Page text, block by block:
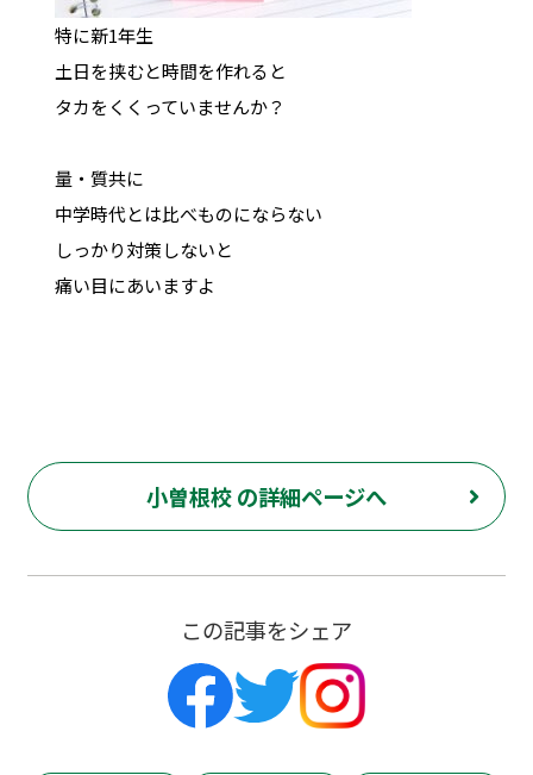
特に新1年生
土日を挟むと時間を作れると
タカをくくっていませんか？
量・質共に
中学時代とは比べものにならない
しっかり対策しないと
痛い目にあいますよ
小曽根校 の詳細ページへ
この記事をシェア